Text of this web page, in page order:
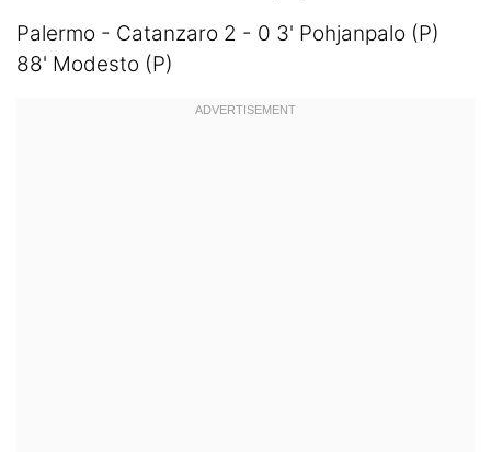
Palermo - Catanzaro 2 - 0 3' Pohjanpalo (P)
88' Modesto (P)